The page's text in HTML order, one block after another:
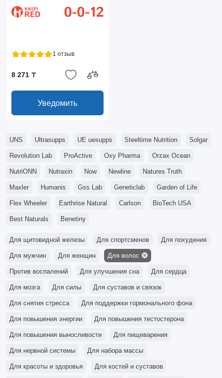
1 отзыв
8 271 ₸
Уведомить
UNS Ultrasupps UE uesupps Steeltime Nutrition Solgar
Revolution Lab ProActive Oxy Pharma Orzax Ocean
NutriONN Nutraxin Now Newline Natures Truth
Maxler Humanis Gss Lab Geneticlab Garden of Life
Flex Wheeler Earthrise Natural Carlson BioTech USA
Best Naturals Benetiny
Для щитовидной железы Для спортсменов Для похудения
Для мужчин Для женщин Для волос
Против воспалений Для улучшения сна Для сердца
Для мозга Для силы Для суставов и связок
Для снятия стресса Для поддержки гормонального фона
Для повышения энергии Для повышения тестостерона
Для повышения выносливости Для пищеварения
Для нервной системы Для набора массы
Для красоты и здоровья Для костей и суставов